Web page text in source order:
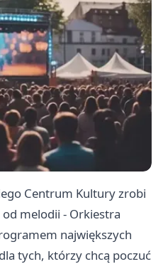
Centrum Kultury zrobi
od melodii - Orkiestra
największych
tych, którzy chcą poczuć